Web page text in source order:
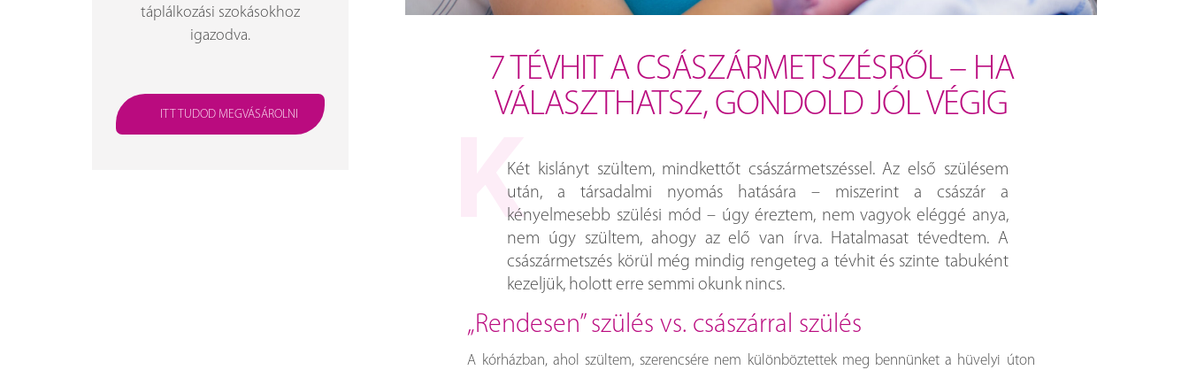
7 TÉVHIT A CSÁSZÁRMETSZÉSRŐL – HA
VÁLASZTHATSZ, GONDOLD JÓL VÉGIG
Két kislányt szültem, mindkettőt császármetszéssel. Az első szülésem
után, a társadalmi nyomás hatására – miszerint a császár a
kényelmesebb szülési mód – úgy éreztem, nem vagyok eléggé anya,
nem úgy szültem, ahogy az elő van írva. Hatalmasat tévedtem. A
császármetszés körül még mindig rengeteg a tévhit és szinte tabuként
kezeljük, holott erre semmi okunk nincs.
„rendesen” szülés vs. császárral szülés
A kórházban, ahol szültem, szerencsére nem különböztettek meg bennünket a hüvelyi úton
táplálkozási szokásokhoz
igazodva.
ITT TUDOD MEGVÁSÁROLNI